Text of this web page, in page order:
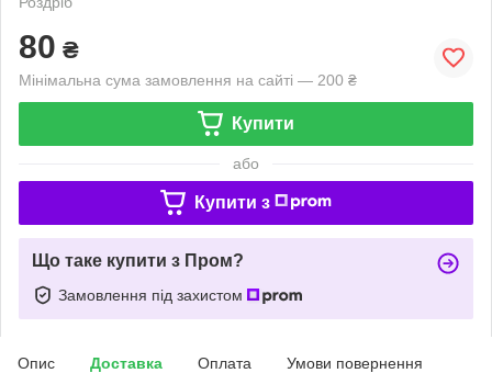
80 ₴
Мінімальна сума замовлення на сайті — 200 ₴
Купити
або
Купити з
Що таке купити з Пром?
Замовлення під захистом
Опис Доставка Оплата Умови повернення